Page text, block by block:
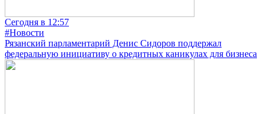
Сегодня в 12:57
#Новости
Рязанский парламентарий Денис Сидоров поддержал
федеральную инициативу о кредитных каникулах для бизнеса